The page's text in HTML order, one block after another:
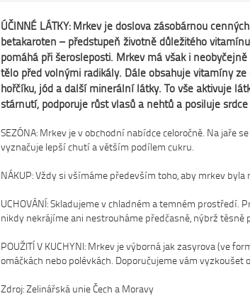
ÚČINNÉ LÁTKY: Mrkev je doslova zásobárnou
betakaroten – předstupeň životně důležitého
pomáhá při šerosleposti. Mrkev má však i
tělo před volnými radikály. Dále obsahuje vitamíny ze
hořčíku, jód a další minerální látky. To vše aktivuje
stárnutí, podporuje růst vlasů a nehtů a posiluje
SEZÓNA: Mrkev je v obchodní nabídce celoročně. Na jaře
vyznačuje lepší chutí a větším podílem cukru.
NÁKUP: Vždy si všímáme především toho, aby mrkev
UCHOVÁNÍ: Skladujeme v chladném a temném prostředí.
nikdy nekrájíme ani nestrouháme předčasně, nýbrž těsně
POUŽITÍ V KUCHYNI: Mrkev je výborná jak zasyrova (ve
omáčkách nebo polévkách. Doporučujeme vám
Zdroj: Zelinářská unie Čech a Moravy